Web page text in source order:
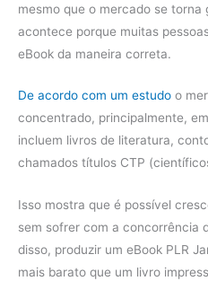
mesmo que o mercado se torna
acontece porque muitas
eBook da maneira correta.
De acordo com um estudo o
concentrado, principalmente,
incluem livros de literatura,
chamados títulos CTP
Isso mostra que é possível
sem sofrer com a concorrência
disso, produzir um eBook PLR
mais barato que um livro